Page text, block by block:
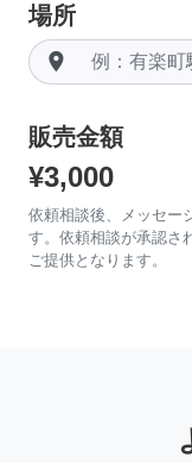
場所
room
販売金額
¥3,000
依頼相談後、メッセー
す。依頼相談が承認さ
ご提供となります。